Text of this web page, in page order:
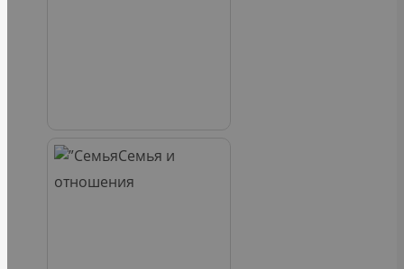
Семья и
отношения